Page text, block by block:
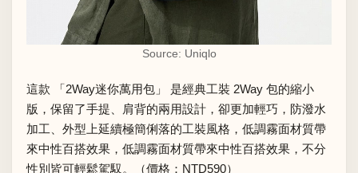
Source: Uniqlo
這款 「2Way迷你萬用包」 是經典工裝 2Way 包的縮小
版，保留了手提、肩背的兩用設計，卻更加輕巧，防潑水
加工、外型上延續極簡俐落的工裝風格，低調霧面材質帶
來中性百搭效果，低調霧面材質帶來中性百搭效果，不分
性別皆可輕鬆駕馭。（價格：NTD590）